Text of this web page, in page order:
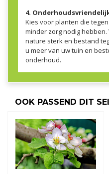
4.
Kies voor planten die
minder zorg nodig
nature sterk en bestand
u meer van uw tuin en
onderhoud.
OOK PASSEND DIT